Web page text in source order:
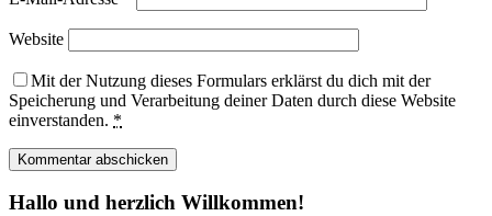
Website
Mit der Nutzung dieses Formulars erklärst du dich mit der
Speicherung und Verarbeitung deiner Daten durch diese Website
einverstanden. *
Hallo und herzlich Willkommen!